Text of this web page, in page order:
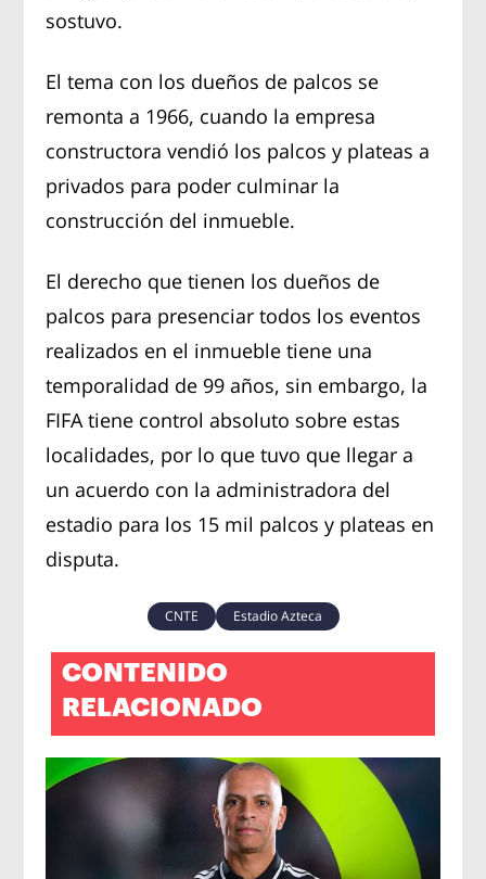
sostuvo.
El tema con los dueños de palcos se
remonta a 1966, cuando la empresa
constructora vendió los palcos y plateas a
privados para poder culminar la
construcción del inmueble.
El derecho que tienen los dueños de
palcos para presenciar todos los eventos
realizados en el inmueble tiene una
temporalidad de 99 años, sin embargo, la
FIFA tiene control absoluto sobre estas
localidades, por lo que tuvo que llegar a
un acuerdo con la administradora del
estadio para los 15 mil palcos y plateas en
disputa.
CNTE Estadio Azteca
CONTENIDO
RELACIONADO